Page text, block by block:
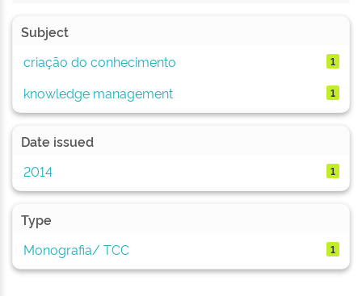
Subject
criação do conhecimento
1
knowledge management 1
Date issued
2014
1
Type
Monografia/ TCC
1